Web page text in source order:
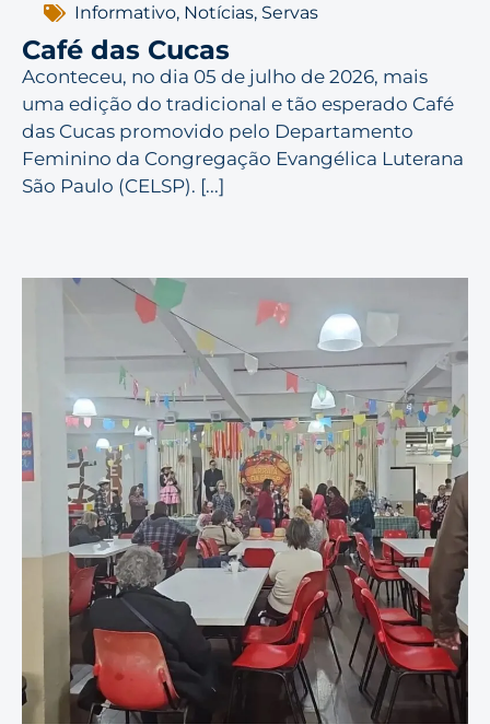
Informativo, Notícias, Servas
Café das Cucas
Aconteceu, no dia 05 de julho de 2026, mais
uma edição do tradicional e tão esperado Café
das Cucas promovido pelo Departamento
Feminino da Congregação Evangélica Luterana
São Paulo (CELSP). [...]